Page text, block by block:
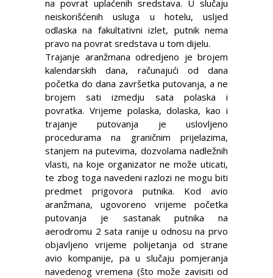
na povrat uplaćenih sredstava. U slučaju
neiskorišćenih usluga u hotelu, usljed
odlaska na fakultativni izlet, putnik nema
pravo na povrat sredstava u tom dijelu.
Trajanje aranžmana odredjeno je brojem
kalendarskih dana, računajući od dana
početka do dana završetka putovanja, a ne
brojem sati izmedju sata polaska i
povratka. Vrijeme polaska, dolaska, kao i
trajanje putovanja je uslovljeno
procedurama na graničnim prijelazima,
stanjem na putevima, dozvolama nadležnih
vlasti, na koje organizator ne može uticati,
te zbog toga navedeni razlozi ne mogu biti
predmet prigovora putnika. Kod avio
aranžmana, ugovoreno vrijeme početka
putovanja je sastanak putnika na
aerodromu 2 sata ranije u odnosu na prvo
objavljeno vrijeme polijetanja od strane
avio kompanije, pa u slučaju pomjeranja
navedenog vremena (što može zavisiti od